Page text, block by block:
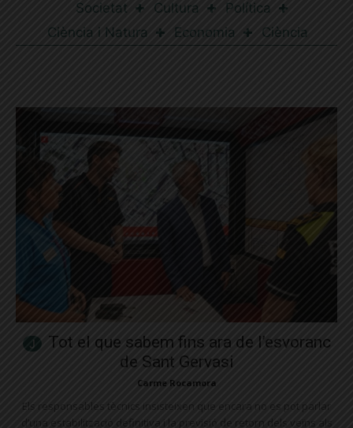
Societat Cultura
Política
Ciència i Natura
Economia Ciència
Tot el que sabem fins ara de l’esvoranc
de Sant Gervasi
Carme Rocamora
Els responsables tècnics insisteixen que encara no es pot parlar
d’una estabilització definitiva i la previsió de retorn dels veïns als